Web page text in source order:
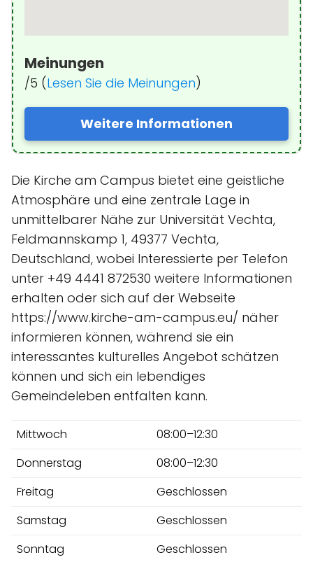
Meinungen
/5 (Lesen Sie die Meinungen)
Weitere Informationen
Die Kirche am Campus bietet eine geistliche
Atmosphäre und eine zentrale Lage in
unmittelbarer Nähe zur Universität Vechta,
Feldmannskamp 1, 49377 Vechta,
Deutschland, wobei Interessierte per Telefon
unter +49 4441 872530 weitere Informationen
erhalten oder sich auf der Webseite
https://www.kirche-am-campus.eu/ näher
informieren können, während sie ein
interessantes kulturelles Angebot schätzen
können und sich ein lebendiges
Gemeindeleben entfalten kann.
Mittwoch
08:00–12:30
Donnerstag
08:00–12:30
Freitag
Geschlossen
Samstag
Geschlossen
Sonntag
Geschlossen